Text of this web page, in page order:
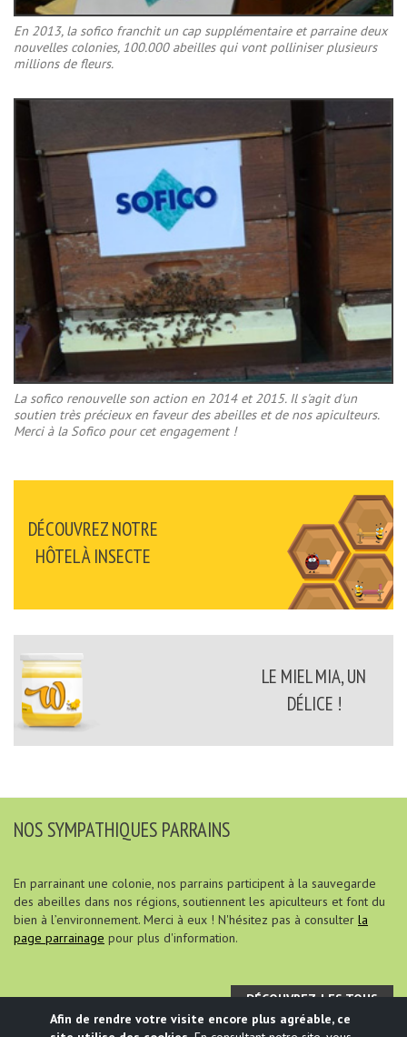
En 2013, la sofico franchit un cap supplémentaire et parraine deux
nouvelles colonies, 100.000 abeilles qui vont polliniser plusieurs
millions de fleurs.
La sofico renouvelle son action en 2014 et 2015. Il s'agit d'un
soutien très précieux en faveur des abeilles et de nos apiculteurs.
Merci à la Sofico pour cet engagement !
DÉCOUVREZ NOTRE
HÔTEL À INSECTE
LE MIEL MIA, UN
DÉLICE !
NOS SYMPATHIQUES PARRAINS
En parrainant une colonie, nos parrains participent à la sauvegarde
des abeilles dans nos régions, soutiennent les apiculteurs et font du
bien à l’environnement. Merci à eux ! N'hésitez pas à consulter la
page parrainage pour plus d'information.
DÉCOUVREZ-LES TOUS
Afin de rendre votre visite encore plus agréable, ce